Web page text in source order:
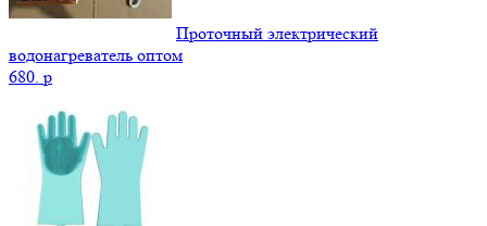
Проточный электрический
водонагреватель оптом
680. p